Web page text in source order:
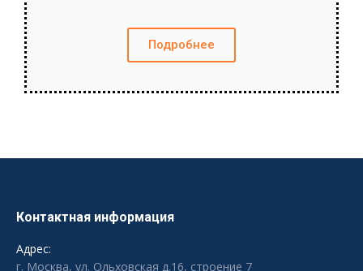
Подробнее
Контактная информация
Адрес:
г. Москва, ул. Ольховская д.16, строение 7